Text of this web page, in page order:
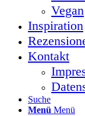
Vegan
Inspiration
Kontakt
Suche
Menü Menü